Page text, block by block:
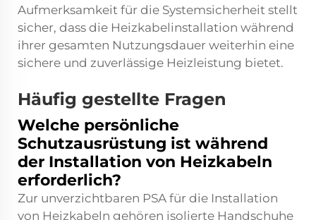
Aufmerksamkeit für die Systemsicherheit stellt
sicher, dass die Heizkabelinstallation während
ihrer gesamten Nutzungsdauer weiterhin eine
sichere und zuverlässige Heizleistung bietet.
Häufig gestellte Fragen
Welche persönliche
Schutzausrüstung ist während
der Installation von Heizkabeln
erforderlich?
Zur unverzichtbaren PSA für die Installation
von Heizkabeln gehören isolierte Handschuhe